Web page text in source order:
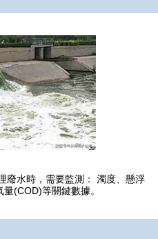
廢水時，需要監測： 濁度、懸浮
(COD)等關鍵數據。